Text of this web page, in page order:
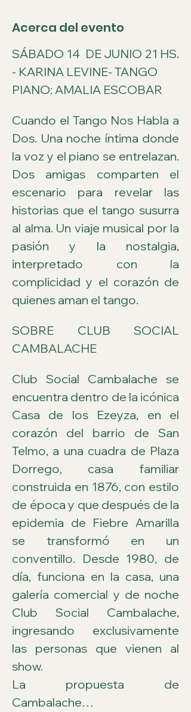
Acerca del evento
SÁBADO 14  DE JUNIO 21 HS.
- KARINA LEVINE- TANGO
PIANO: AMALIA ESCOBAR
Cuando el Tango Nos Habla a
Dos. Una noche íntima donde
la voz y el piano se entrelazan.
Dos amigas comparten el
escenario para revelar las
historias que el tango susurra
al alma. Un viaje musical por la
pasión y la nostalgia,
interpretado con la
complicidad y el corazón de
quienes aman el tango.
SOBRE CLUB SOCIAL
CAMBALACHE
Club Social Cambalache se
encuentra dentro de la icónica
Casa de los Ezeyza, en el
corazón del barrio de San
Telmo, a una cuadra de Plaza
Dorrego, casa familiar
construida en 1876, con estilo
de época y que después de la
epidemia de Fiebre Amarilla
se transformó en un
conventillo. Desde 1980, de
día, funciona en la casa, una
galería comercial y de noche
Club Social Cambalache,
ingresando exclusivamente
las personas que vienen al
show.
La propuesta de
Cambalache…